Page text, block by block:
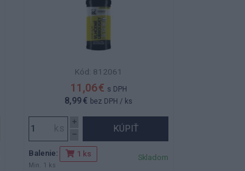
Kód: 812061
11,06 € s DPH
8,99 € bez DPH / ks
KÚPIŤ
Balenie: 1 ks
Min. 1 ks
Skladom